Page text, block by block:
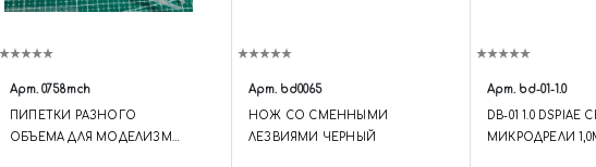
Арт. 0758mch
ПИПЕТКИ РАЗНОГО
ОБЪЕМА ДЛЯ МОДЕЛИЗМА:
Арт. bd0065
НОЖ СО СМЕННЫМИ
ЛЕЗВИЯМИ ЧЕРНЫЙ
Арт. bd-01-1.0
DB-01 1.0
МИКРОДРЕЛИ